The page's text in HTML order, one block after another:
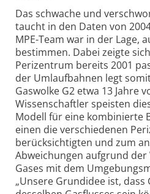
Das schwache und
taucht in den Daten von
MPE-Team war in der Lage,
bestimmen. Dabei zeigte
Perizentrum bereits 2001
der Umlaufbahnen legt
Gaswolke G2 etwa 13 Jahre
Wissenschaftler speisten
Modell für eine kombinierte
einen die verschiedenen
berücksichtigten und zum
Abweichungen aufgrund der
Gases mit dem
„Unsere Grundidee ist, dass